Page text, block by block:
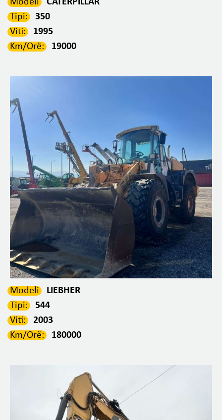
Modeli
CATERPILLAR
Tipi:
350
Viti:
1995
Km/Orë:
19000
Modeli
LIEBHER
Tipi:
544
Viti:
2003
Km/Orë:
180000